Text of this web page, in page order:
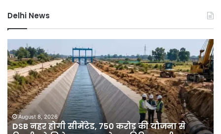
Delhi News
से
में
बारिश
ने
तोड़ा
15
साल
का
रिकॉर्ड,
August 8, 2026
दिल्ली में बारिश ने तोड़ा 15 साल का रिकॉर्ड, 7 डिग्री